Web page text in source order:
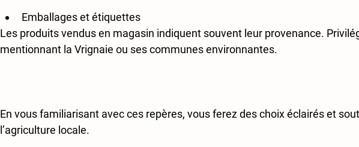
Emballages et étiquettes
Les produits vendus en magasin indiquent souvent leur provenance.
mentionnant la Vrignaie ou ses communes environnantes.
En vous familiarisant avec ces repères, vous ferez des choix éclairés et
l’agriculture locale.